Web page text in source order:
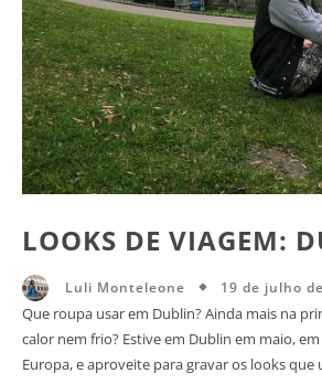
LOOKS DE VIAGEM:
Luli Monteleone 19 de julho
Que roupa usar em Dublin? Ainda mais na
calor nem frio? Estive em Dublin em maio,
Europa, e aproveite para gravar os looks que